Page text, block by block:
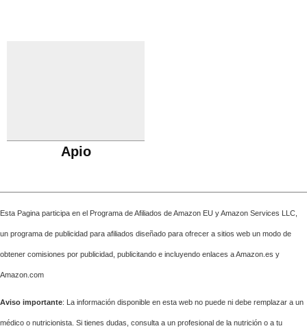
Apio
Esta Pagina participa en el Programa de Afiliados de Amazon EU y Amazon Services LLC,
un programa de publicidad para afiliados diseñado para ofrecer a sitios web un modo de
obtener comisiones por publicidad, publicitando e incluyendo enlaces a Amazon.es y
Amazon.com
Aviso importante: La información disponible en esta web no puede ni debe remplazar a un
médico o nutricionista. Si tienes dudas, consulta a un profesional de la nutrición o a tu